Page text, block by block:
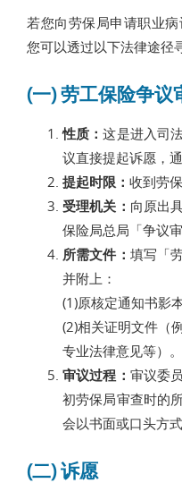
若您向劳保局申请职业
您可以透过以下法律途径
(一) 劳工保险争议
性质：这是进入司
议直接提起诉愿，
提起时限： 收到劳
受理机关： 向原出
保险局总局「争议
所需文件： 填写「
并附上：
(1)原核定通知书影本
(2)相关证明文件（
专业法律意见等）。
审议过程： 审议委
初劳保局审查时的
会以书面或口头方式
(二) 诉愿